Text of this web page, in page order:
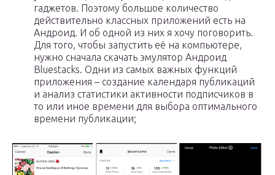
гаджетов. Поэтому большое количество
действительно классных приложений есть на
Андроид. И об одной из них я хочу поговорить.
Для того, чтобы запустить её на компьютере,
нужно сначала скачать эмулятор Андроид
Bluestacks. Одни из самых важных функций
приложения – создание календаря публикаций
и анализ статистики активности подписчиков в
то или иное времени для выбора оптимального
времени публикации;